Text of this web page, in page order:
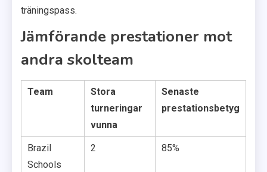
träningspass.
Jämförande prestationer mot
andra skolteam
Team
Stora
turneringar
vunna
Senaste
prestationsbetyg
Brazil
Schools
2 85%